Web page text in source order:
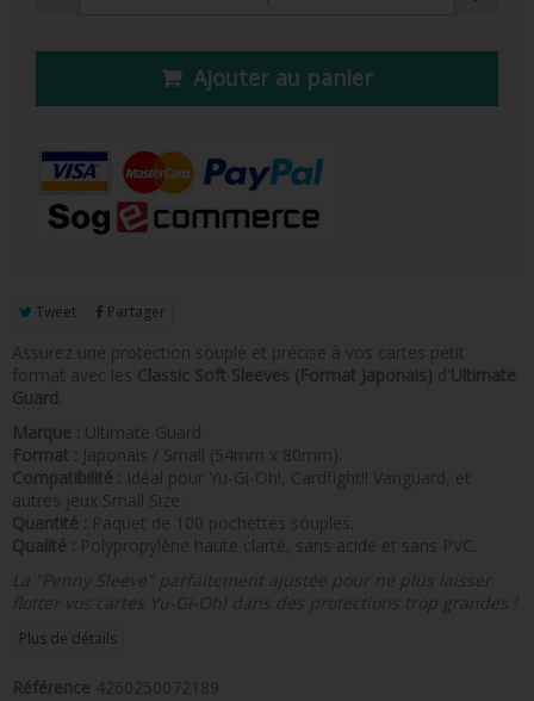
FIGURINE POP ROYALS FAMILY
FIGURINES POP AUTRES COMICS
POP PROTECTION
FUNKO VINYL SODA
FUNKO POP PIN
PELUCHE
LOUNGEFLY
Ajouter au panier
Tweet Partager
Assurez une protection souple et précise à vos cartes petit
format avec les Classic Soft Sleeves (Format Japonais) d'Ultimate
Guard
Marque : Ultimate Guard.
Format : Japonais / Small (54mm x 80mm).
Compatibilité : Idéal pour Yu-Gi-Oh!, Cardfight!! Vanguard, et
autres jeux Small Size.
Quantité : Paquet de 100 pochettes souples.
Qualité : Polypropylène haute clarté, sans acide et sans PVC.
La "Penny Sleeve" parfaitement ajustée pour ne plus laisser
flotter vos cartes Yu-Gi-Oh! dans des protections trop grandes !
Plus de détails
Référence 4260250072189